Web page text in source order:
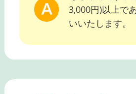
3,000円)以上で
いいたします。